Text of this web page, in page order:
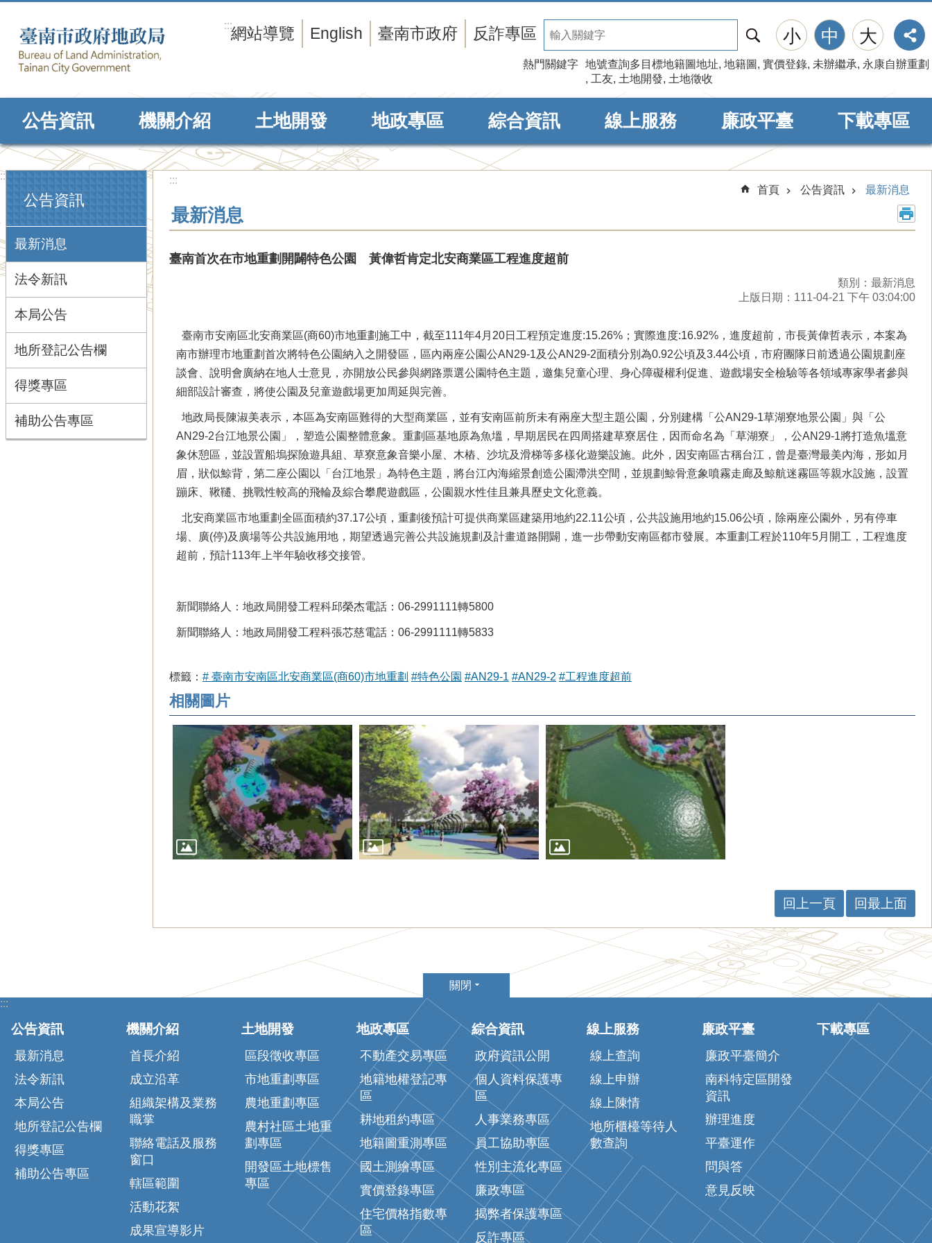
:::網站導覽 English 臺南市政府 反詐專區
尋
熱門關鍵字 地號查詢多目標地籍圖地址 地籍圖 實價登錄 未辦繼承 永康自辦重劃
工友 土地開發 土地徵收
小 中 大
公告資訊 機關介紹 土地開發 地政專區 綜合資訊 線上服務 廉政平臺 下載專區
:::
公告資訊
最新消息
法令新訊
本局公告
地所登記公告欄
得獎專區
補助公告專區
:::
首頁
公告資訊 最新消息
最新消息
臺南首次在市地重劃開闢特色公園 黃偉哲肯定北安商業區工程進度超前
類別：最新消息
上版日期：111-04-21 下午 03:04:00
臺南市安南區北安商業區(商60)市地重劃施工中，截至111年4月20日工程預定進度:15.26%；實際進度:16.92%，進度超前，市長黃偉哲表示，本案為
南市辦理市地重劃首次將特色公園納入之開發區，區內兩座公園公AN29-1及公AN29-2面積分別為0.92公頃及3.44公頃，市府團隊日前透過公園規劃座
談會、說明會廣納在地人士意見，亦開放公民參與網路票選公園特色主題，邀集兒童心理、身心障礙權利促進、遊戲場安全檢驗等各領域專家學者參與
細部設計審查，將使公園及兒童遊戲場更加周延與完善。
地政局長陳淑美表示，本區為安南區難得的大型商業區，並有安南區前所未有兩座大型主題公園，分別建構「公AN29-1草湖寮地景公園」與「公
AN29-2台江地景公園」，塑造公園整體意象。重劃區基地原為魚塭，早期居民在四周搭建草寮居住，因而命名為「草湖寮」，公AN29-1將打造魚塭意
象休憩區，並設置船塢探險遊具組、草寮意象音樂小屋、木樁、沙坑及滑梯等多樣化遊樂設施。此外，因安南區古稱台江，曾是臺灣最美內海，形如月
眉，狀似鯨背，第二座公園以「台江地景」為特色主題，將台江內海縮景創造公園滯洪空間，並規劃鯨骨意象噴霧走廊及鯨航迷霧區等親水設施，設置
蹦床、鞦韆、挑戰性較高的飛輪及綜合攀爬遊戲區，公園親水性佳且兼具歷史文化意義。
北安商業區市地重劃全區面積約37.17公頃，重劃後預計可提供商業區建築用地約22.11公頃，公共設施用地約15.06公頃，除兩座公園外，另有停車
場、廣(停)及廣場等公共設施用地，期望透過完善公共設施規劃及計畫道路開闢，進一步帶動安南區都市發展。本重劃工程於110年5月開工，工程進度
超前，預計113年上半年驗收移交接管。
新聞聯絡人：地政局開發工程科邱榮杰電話：06-2991111轉5800
新聞聯絡人：地政局開發工程科張芯慈電話：06-2991111轉5833
標籤： # 臺南市安南區北安商業區(商60)市地重劃 #特色公園 #AN29-1 #AN29-2 #工程進度超前
相關圖片
回上一頁 回最上面
關閉
:::
公告資訊
最新消息
法令新訊
本局公告
地所登記公告欄
得獎專區
補助公告專區
機關介紹
首長介紹
成立沿革
組織架構及業務
職掌
聯絡電話及服務
窗口
轄區範圍
活動花絮
成果宣導影片
土地開發
區段徵收專區
市地重劃專區
農地重劃專區
農村社區土地重
劃專區
開發區土地標售
專區
地政專區
不動產交易專區
地籍地權登記專
區
耕地租約專區
地籍圖重測專區
國土測繪專區
實價登錄專區
住宅價格指數專
區
綜合資訊
政府資訊公開
個人資料保護專
區
人事業務專區
員工協助專區
性別主流化專區
廉政專區
揭弊者保護專區
反詐專區
線上服務
線上查詢
線上申辦
線上陳情
地所櫃檯等待人
數查詢
廉政平臺
廉政平臺簡介
南科特定區開發
資訊
辦理進度
平臺運作
問與答
意見反映
下載專區